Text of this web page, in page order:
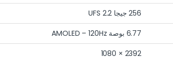
256 جيجا UFS 2.2
6.77 بوصة AMOLED – 120Hz
2392 × 1080